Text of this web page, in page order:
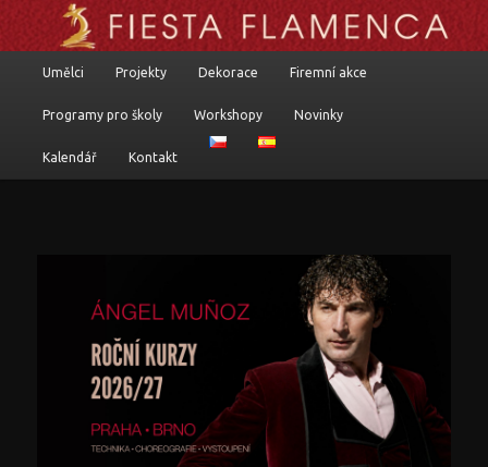
Flamenkoví umělci, programy a komponované pořady
Přejít k hlavnímu obsahu webu
Přejít k obsahu postranního panelu
Umělci Projekty Dekorace Firemní akce
Programy pro školy Workshopy Novinky
Kalendář Kontakt